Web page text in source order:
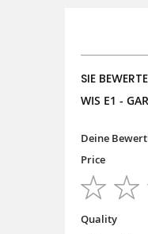
SIE
WIS E1 -
Deine
Price
star
stars
stars
stars
stars
Quality